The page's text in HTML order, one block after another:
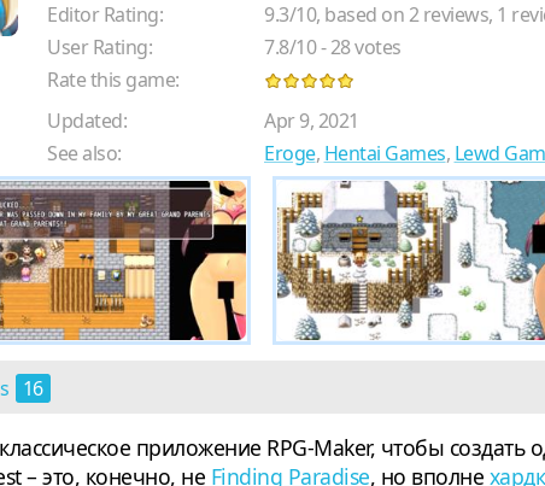
Editor Rating:
9.3/10, based on2reviews, 1
User Rating:
7.8/10-28votes
Rate this game:
Updated:
Apr 9, 2021
See also:
Eroge, Hentai Games, Lewd
16
приложение RPG-Maker, чтобы создать
– это, конечно, не Finding Paradise, но вполне